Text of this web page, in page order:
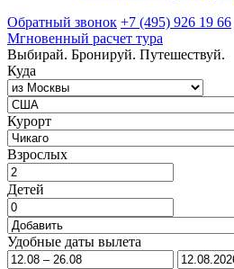
Обратный звонок +7 (495) 926 19 66
Мгновенный расчет тура
Выбирай. Бронируй. Путешествуй.
Куда
Курорт
Взрослых
Детей
Удобные даты вылета